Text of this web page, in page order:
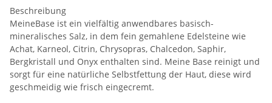
Beschreibung
MeineBase ist ein vielfältig anwendbares basisch-
mineralisches Salz, in dem fein gemahlene Edelsteine wie
Achat, Karneol, Citrin, Chrysopras, Chalcedon, Saphir,
Bergkristall und Onyx enthalten sind. Meine Base reinigt und
sorgt für eine natürliche Selbstfettung der Haut, diese wird
geschmeidig wie frisch eingecremt.